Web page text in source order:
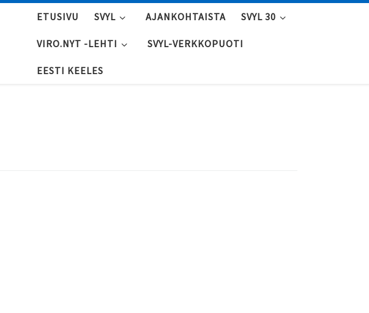
ETUSIVU SVYL AJANKOHTAISTA SVYL 30
VIRO.NYT -LEHTI SVYL-VERKKOPUOTI
EESTI KEELES